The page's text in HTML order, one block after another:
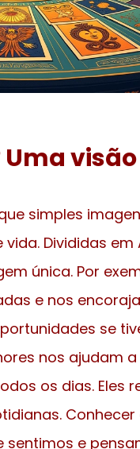
Uma
simples
Divididas
única. Por
e nos
se
nos ajudam
os dias. Eles
e